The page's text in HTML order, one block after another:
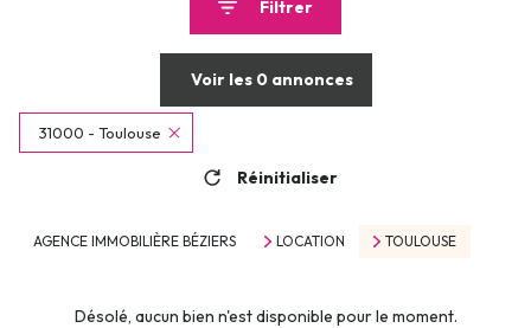
Filtrer
Voir les 0annonces
31000 - Toulouse
Réinitialiser
AGENCE IMMOBILIÈRE BÉZIERS LOCATION TOULOUSE
Désolé, aucun bien n'est disponible pour le moment.